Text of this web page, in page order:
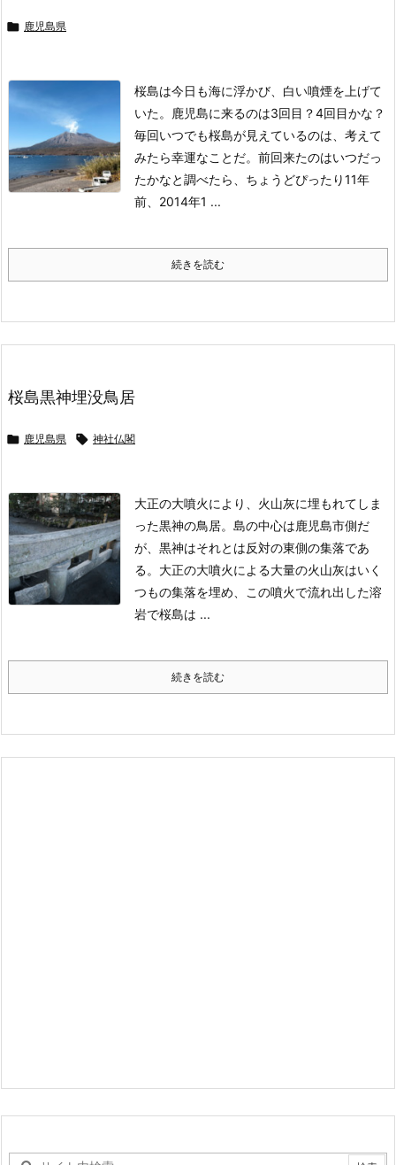
 鹿児島県
桜島は今日も海に浮かび、白い噴煙を上げて
いた。
鹿児島に来るのは3回目？4回目かな？
毎回いつでも桜島が見えているのは、考えて
みたら幸運なことだ。前回来たのはいつだっ
たかなと調べたら、ちょうどぴったり11年
前、2014年1 ...
続きを読む
桜島黒神埋没鳥居
 鹿児島県  神社仏閣
大正の大噴火により、火山灰に埋もれてしま
った黒神の鳥居。 島の中心は鹿児島市側だ
が、黒神はそれとは反対の東側の集落であ
る。 大正の大噴火による大量の火山灰はいく
つもの集落を埋め、この噴火で流れ出した溶
岩で桜島は ...
続きを読む